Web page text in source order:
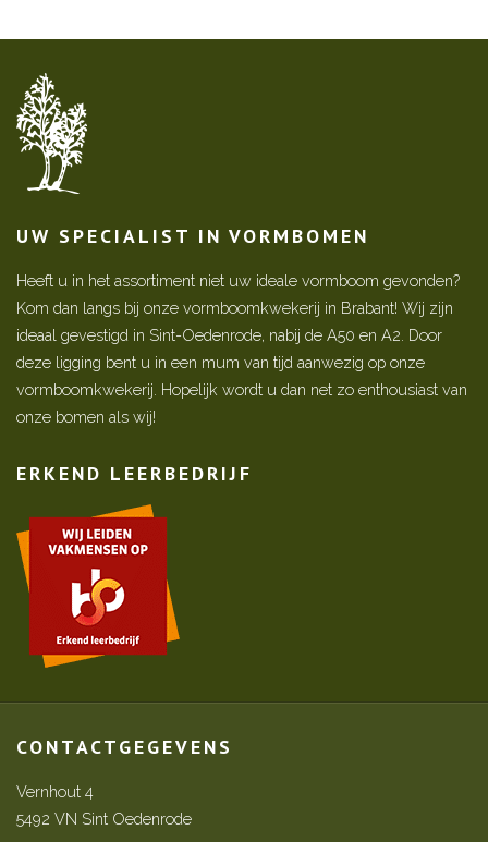
UW SPECIALIST IN VORMBOMEN
Heeft u in het assortiment niet uw ideale vormboom gevonden?
Kom dan langs bij onze vormboomkwekerij in Brabant! Wij zijn
ideaal gevestigd in Sint-Oedenrode, nabij de A50 en A2. Door
deze ligging bent u in een mum van tijd aanwezig op onze
vormboomkwekerij. Hopelijk wordt u dan net zo enthousiast van
onze bomen als wij!
ERKEND LEERBEDRIJF
CONTACTGEGEVENS
Vernhout 4
5492 VN Sint Oedenrode